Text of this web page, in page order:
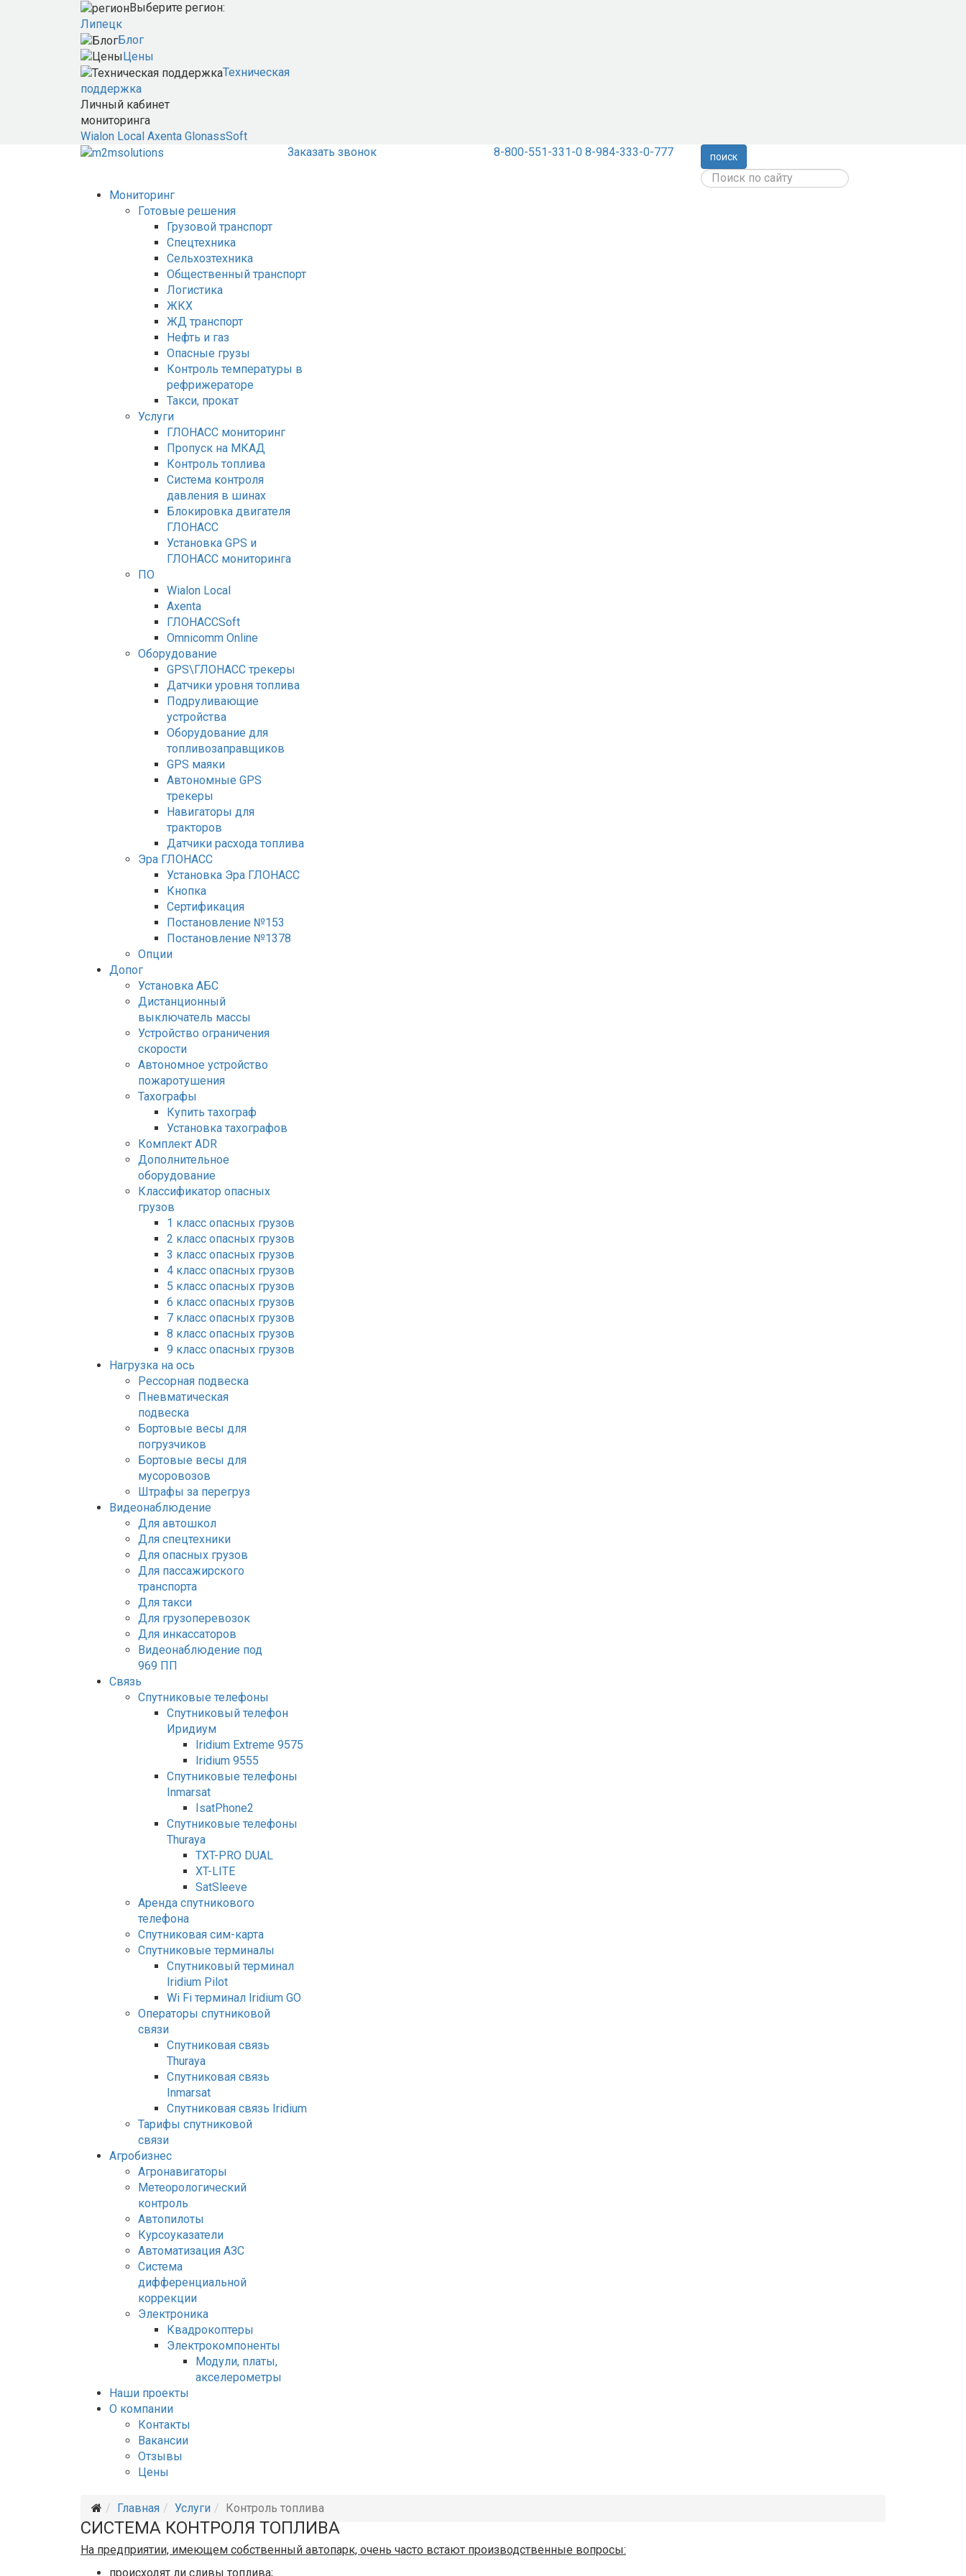
Выберите регион:
Липецк
Блог
Цены
Техническая
поддержка
Личный кабинет
мониторинга
Wialon Local Axenta GlonassSoft
Заказать звонок
8-800-551-331-0 8-984-333-0-777 поиск
Мониторинг
Готовые решения
Грузовой транспорт
Спецтехника
Сельхозтехника
Общественный транспорт
Логистика
ЖКХ
ЖД транспорт
Нефть и газ
Опасные грузы
Контроль температуры в
рефрижераторе
Такси, прокат
Услуги
ГЛОНАСС мониторинг
Пропуск на МКАД
Контроль топлива
Система контроля
давления в шинах
Блокировка двигателя
ГЛОНАСС
Установка GPS и
ГЛОНАСС мониторинга
ПО
Wialon Local
Axenta
ГЛОНАССSoft
Оmnicomm Оnline
Оборудование
GPS\ГЛОНАСС трекеры
Датчики уровня топлива
Подруливающие
устройства
Оборудование для
топливозаправщиков
GPS маяки
Автономные GPS
трекеры
Навигаторы для
тракторов
Датчики расхода топлива
Эра ГЛОНАСС
Установка Эра ГЛОНАСС
Кнопка
Сертификация
Постановление №153
Постановление №1378
Опции
Допог
Установка АБС
Дистанционный
выключатель массы
Устройство ограничения
скорости
Автономное устройство
пожаротушения
Тахографы
Купить тахограф
Установка тахографов
Комплект ADR
Дополнительное
оборудование
Классификатор опасных
грузов
1 класс опасных грузов
2 класс опасных грузов
3 класс опасных грузов
4 класс опасных грузов
5 класс опасных грузов
6 класс опасных грузов
7 класс опасных грузов
8 класс опасных грузов
9 класс опасных грузов
Нагрузка на ось
Рессорная подвеска
Пневматическая
подвеска
Бортовые весы для
погрузчиков
Бортовые весы для
мусоровозов
Штрафы за перегруз
Видеонаблюдение
Для автошкол
Для спецтехники
Для опасных грузов
Для пассажирского
транспорта
Для такси
Для грузоперевозок
Для инкассаторов
Видеонаблюдение под
969 ПП
Связь
Спутниковые телефоны
Спутниковый телефон
Иридиум
Iridium Extreme 9575
Iridium 9555
Спутниковые телефоны
Inmarsat
IsatPhone2
Спутниковые телефоны
Thuraya
TXT-PRO DUAL
XT-LITE
SatSleeve
Аренда спутникового
телефона
Спутниковая сим-карта
Спутниковые терминалы
Спутниковый терминал
Iridium Pilot
Wi Fi терминал Iridium GO
Операторы спутниковой
связи
Спутниковая связь
Thuraya
Спутниковая связь
Inmarsat
Спутниковая связь Iridium
Тарифы спутниковой
связи
Агробизнес
Агронавигаторы
Метеорологический
контроль
Автопилоты
Курсоуказатели
Автоматизация АЗС
Система
дифференциальной
коррекции
Электроника
Квадрокоптеры
Электрокомпоненты
Модули, платы,
акселерометры
Наши проекты
О компании
Контакты
Вакансии
Отзывы
Цены
Главная Услуги Контроль топлива
СИСТЕМА КОНТРОЛЯ ТОПЛИВА
На предприятии, имеющем собственный автопарк, очень часто встают производственные вопросы:
происходят ли сливы топлива;